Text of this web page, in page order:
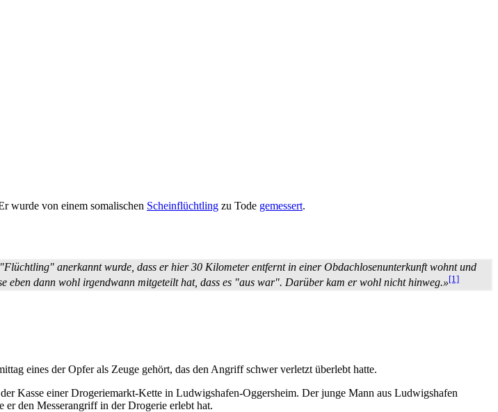
wurde von einem somalischen Scheinflüchtling zu Tode gemessert.
anerkannt wurde, dass er hier 30 Kilometer entfernt in einer Obdachlosen­unterkunft wohnt und
dann wohl irgendwann mitgeteilt hat, dass es "aus war". Darüber kam er wohl nicht hinweg.»[1]
eines der Opfer als Zeuge gehört, das den Angriff schwer verletzt überlebt hatte.
Kasse einer Drogerie­markt-Kette in Ludwigshafen-Oggersheim. Der junge Mann aus Ludwigshafen
er den Messer­angriff in der Drogerie erlebt hat.